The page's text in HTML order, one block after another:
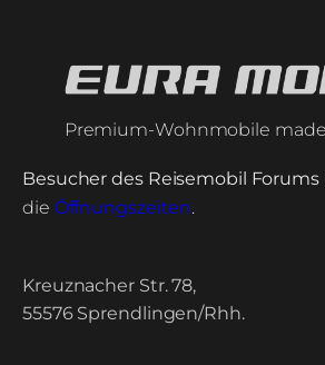
Premium-Wohnmobile
Besucher des Reisemobil Forums
die Öffnungszeiten.
Kreuznacher Str. 78,
55576 Sprendlingen/Rhh.